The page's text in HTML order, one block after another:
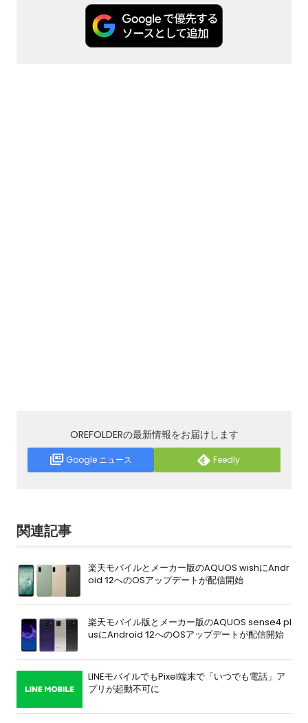
OREFOLDERの最新情報をお届けします
Google ニュース Feedly
関連記事
楽天モバイルとメーカー版のAQUOS wishにAndr
oid 12へのOSアップデートが配信開始
楽天モバイル版とメーカー版のAQUOS sense4 pl
usにAndroid 12へのOSアップデートが配信開始
LINEモバイルでもPixel端末で「いつでも電話」ア
プリが起動不可に